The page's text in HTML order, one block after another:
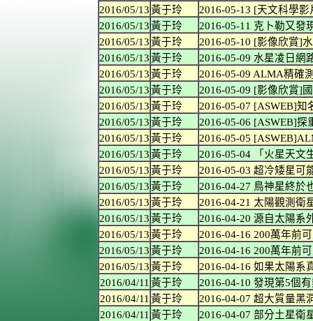
2016/05/13黃于玲
2016-05-13 [天文科學
2016/05/13黃于玲
2016-05-11 克卜勒又發
2016/05/13黃于玲
2016-05-10 [影像欣賞]
2016/05/13黃于玲
2016-05-09 水星凌日網
2016/05/13黃于玲
2016-05-09 ALMA精確
2016/05/13黃于玲
2016-05-09 [影像欣賞]
2016/05/13黃于玲
2016-05-07 [ASWEB]知
2016/05/13黃于玲
2016-05-06 [ASWEB]探
2016/05/13黃于玲
2016-05-05
2016/05/13黃于玲
2016-05-04 「火星天文
2016/05/13黃于玲
2016-05-03 超冷矮星可
2016/05/13黃于玲
2016-04-27 鳥神星終於
2016/05/13黃于玲
2016-04-21 太陽觀測衛
2016/05/13黃于玲
2016-04-20 源自太陽系
2016/05/13黃于玲
2016-04-16 200萬年前
2016/05/13黃于玲
2016-04-16 200萬年前
2016/05/13黃于玲
2016-04-16 如果太陽系
2016/04/11 黃于玲
2016-04-10 發現第5個
2016/04/11 黃于玲
2016-04-07 超大質量黑
2016/04/11 黃于玲
2016-04-07 部分土星衛